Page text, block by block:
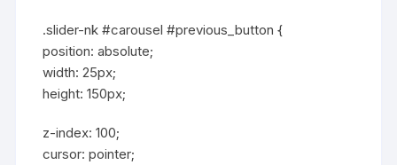
.slider-nk #carousel #previous_button {
position: absolute;
width: 25px;
height: 150px;
z-index: 100;
cursor: pointer;